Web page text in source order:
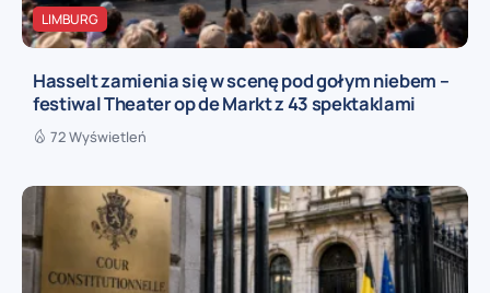
LIMBURG
Hasselt zamienia się w scenę pod gołym niebem –
festiwal Theater op de Markt z 43 spektaklami
72 Wyświetleń